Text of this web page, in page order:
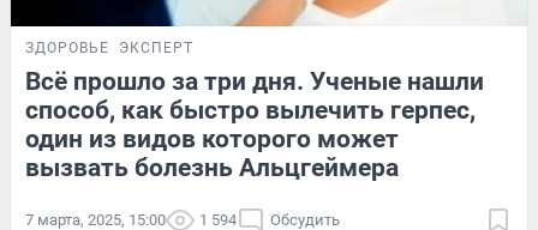
ЗДОРОВЬЕ ЭКСПЕРТ
Всё прошло за три дня. Ученые нашли
способ, как быстро вылечить герпес,
один из видов которого может
вызвать болезнь Альцгеймера
7 марта, 2025, 15:00 1 594 Обсудить